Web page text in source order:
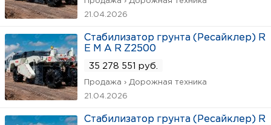
21.04.2026
Стабилизатор грунта (Ресайклер) R
E M A R Z2500
35 278 551 руб.
Продажа › Дорожная техника
21.04.2026
Стабилизатор грунта (Ресайклер) R